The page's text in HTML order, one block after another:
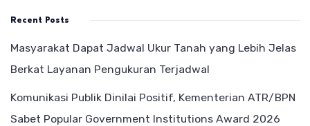
Recent Posts
Masyarakat Dapat Jadwal Ukur Tanah yang Lebih Jelas
Berkat Layanan Pengukuran Terjadwal
Komunikasi Publik Dinilai Positif, Kementerian ATR/BPN
Sabet Popular Government Institutions Award 2026